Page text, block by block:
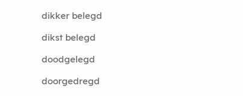
dikker belegd
dikst belegd
doodgelegd
doorgedregd